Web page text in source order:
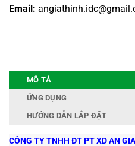
Email:
MÔ TẢ
ỨNG DỤNG
HƯỚNG DẪN LẮP ĐẶT
CÔNG TY TNHH ĐT PT XD AN